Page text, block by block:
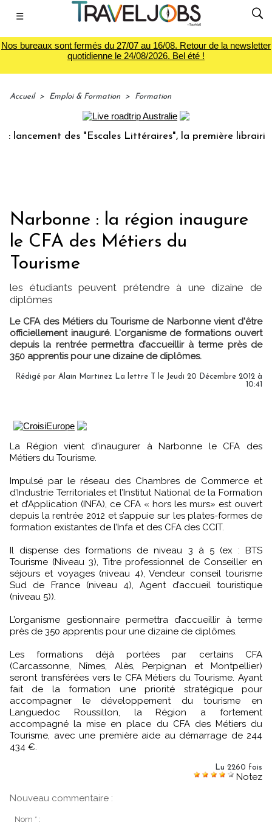
☰
Nos bureaux sont fermés du 27/07 au 16/08. Retour de la newsletter
quotidienne le 24/08/2026. Bel été !
Accueil > Emploi & Formation > Formation
des "Escales Littéraires", la première librairie du
Narbonne : la région inaugure
le CFA des Métiers du
Tourisme
les étudiants peuvent prétendre à une dizaine de
diplômes
Le CFA des Métiers du Tourisme de Narbonne vient d'être
officiellement inauguré. L'organisme de formations ouvert
depuis la rentrée permettra d’accueillir à terme près de
350 apprentis pour une dizaine de diplômes.
Rédigé par Alain Martinez La lettre T le Jeudi 20 Décembre 2012 à
10:41
La Région vient d'inaugurer à Narbonne le CFA des
Métiers du Tourisme.
Impulsé par le réseau des Chambres de Commerce et
d’Industrie Territoriales et l’Institut National de la Formation
et d’Application (INFA), ce CFA « hors les murs» est ouvert
depuis la rentrée 2012 et s’appuie sur les plates-formes de
formation existantes de l’Infa et des CFA des CCIT.
Il dispense des formations de niveau 3 à 5 (ex : BTS
Tourisme (Niveau 3), Titre professionnel de Conseiller en
séjours et voyages (niveau 4), Vendeur conseil tourisme
Sud de France (niveau 4), Agent d’accueil touristique
(niveau 5)).
L’organisme gestionnaire permettra d’accueillir à terme
près de 350 apprentis pour une dizaine de diplômes.
Les formations déjà portées par certains CFA
(Carcassonne, Nîmes, Alès, Perpignan et Montpellier)
seront transférées vers le CFA Métiers du Tourisme. Ayant
fait de la formation une priorité stratégique pour
accompagner le développement du tourisme en
Languedoc Roussillon, la Région a fortement
accompagné la mise en place du CFA des Métiers du
Tourisme, avec une première aide au démarrage de 244
434 €.
Lu 2260 fois
Notez
Nouveau commentaire :
Nom * :